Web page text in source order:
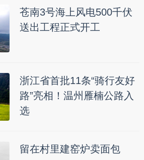
苍南3号海上风电500千伏
送出工程正式开工
浙江省首批11条“骑行友好
路”亮相！温州雁楠公路入
选
留在村里建窑炉卖面包